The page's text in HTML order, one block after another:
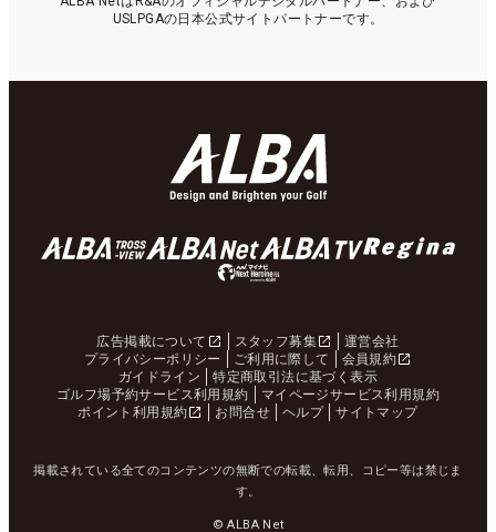
USLPGAの日本公式サイトパートナーです。
広告掲載について スタッフ募集
運営会社
プライバシーポリシー
ご利用に際して
会員規約
ガイドライン
特定商取引法に基づく表示
ゴルフ場予約サービス利用規約
マイページサービス利用規約
ポイント利用規約
お問合せ ヘルプ サイトマップ
掲載されている全てのコンテンツの無断での転載、転用、コピー等は禁じま
す。
© ALBA Net